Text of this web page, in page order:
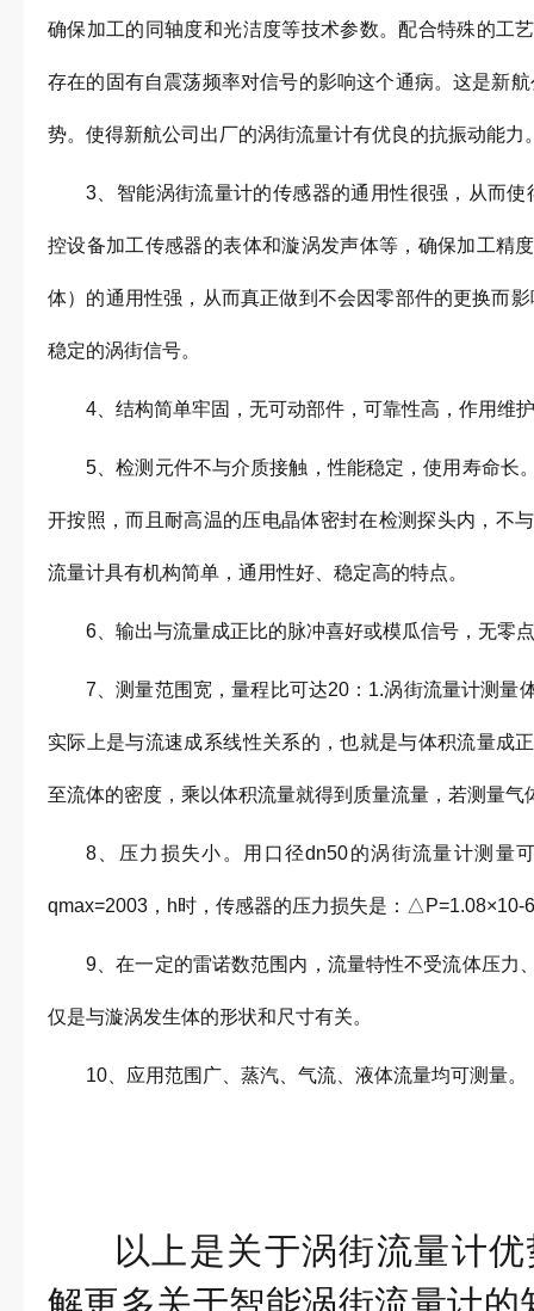
确保加工的同轴度和光洁度等技术参数。配合特殊的工
存在的固有自震荡频率对信号的影响这个通病。这是新
势。使得新航公司出厂的涡街流量计有优良的抗振动能力
3、智能涡街流量计的传感器的通用性很强，从而
控设备加工传感器的表体和漩涡发声体等，确保加工精
体）的通用性强，从而真正做到不会因零部件的更换而
稳定的涡街信号。
4、结构简单牢固，无可动部件，可靠性高，作用维
5、检测元件不与介质接触，性能稳定，使用寿命长
开按照，而且耐高温的压电晶体密封在检测探头内，不
流量计具有机构简单，通用性好、稳定高的特点。
6、输出与流量成正比的脉冲喜好或模瓜信号，无零
7、测量范围宽，量程比可达20：1.涡街流量计测量
实际上是与流速成系线性关系的，也就是与体积流量成
至流体的密度，乘以体积流量就得到质量流量，若测量气
8、压力损失小。用口径dn50的涡街流量计测量
qmax=2003，h时，传感器的压力损失是：△P=1.08×10-
9、在一定的雷诺数范围内，流量特性不受流体压力
仅是与漩涡发生体的形状和尺寸有关。
10、应用范围广、蒸汽、气流、液体流量均可测量。
以上是关于涡街流量计